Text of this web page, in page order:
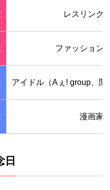
レスリング
ファッション
アイドル（Aぇ! group、関
漫画家
日